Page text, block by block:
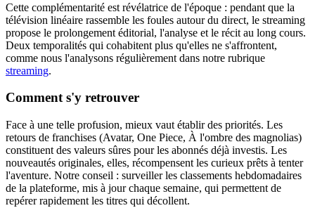
Cette complémentarité est révélatrice de l'époque : pendant que la
télévision linéaire rassemble les foules autour du direct, le streaming
propose le prolongement éditorial, l'analyse et le récit au long cours.
Deux temporalités qui cohabitent plus qu'elles ne s'affrontent,
comme nous l'analysons régulièrement dans notre rubrique
streaming.
Comment s'y retrouver
Face à une telle profusion, mieux vaut établir des priorités. Les
retours de franchises (Avatar, One Piece, À l'ombre des magnolias)
constituent des valeurs sûres pour les abonnés déjà investis. Les
nouveautés originales, elles, récompensent les curieux prêts à tenter
l'aventure. Notre conseil : surveiller les classements hebdomadaires
de la plateforme, mis à jour chaque semaine, qui permettent de
repérer rapidement les titres qui décollent.